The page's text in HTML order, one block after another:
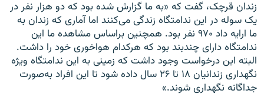
زندان قرچک، گفت که «به ما گزارش شده بود که دو هزار نفر در
یک سوله در این ندامتگاه زندگی می‌کنند اما آماری که زندان به
ما ارایه داد ۹۷۰ نفر بود. همچنین براساس مشاهده ما این
ندامتگاه دارای چندبند بود که هرکدام هواخوری خود را داشت.
البته این درخواست وجود داشت که زمینی به این ندامتگاه ویژه
نگهداری زندانیان ۱۸ تا ۲۶ سال داده شود تا این افراد به‌صورت
جداگانه نگهداری شوند.»